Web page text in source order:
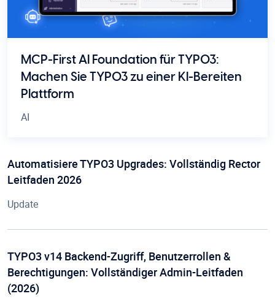
MCP-First AI Foundation für TYPO3:
Machen Sie TYPO3 zu einer KI-Bereiten
Plattform
AI
Automatisiere TYPO3 Upgrades: Vollständig Rector
Leitfaden 2026
Update
TYPO3 v14 Backend-Zugriff, Benutzerrollen &
Berechtigungen: Vollständiger Admin-Leitfaden
(2026)